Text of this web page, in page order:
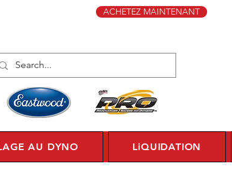
ACHETEZ MAINTENANT
AU DYNO LiQUIDATION